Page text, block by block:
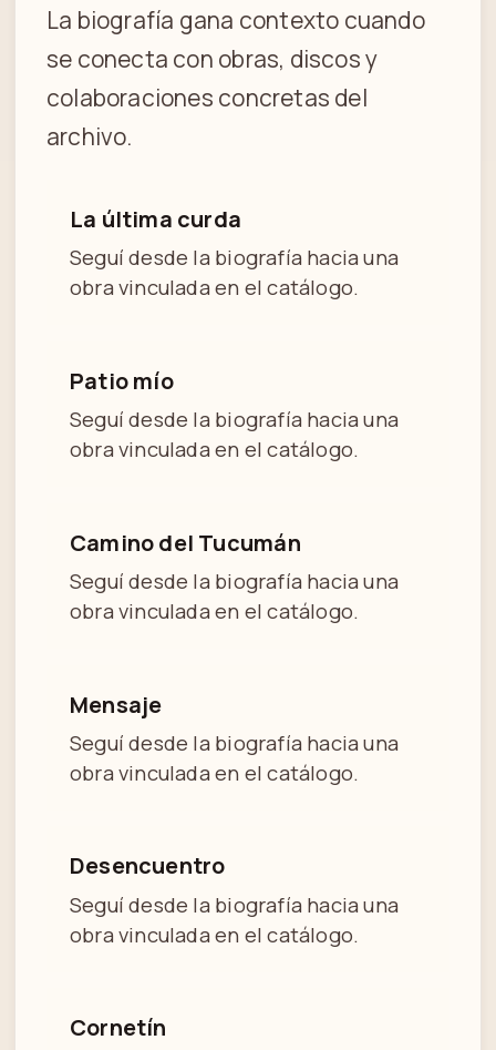
La biografía gana contexto cuando
se conecta con obras, discos y
colaboraciones concretas del
archivo.
La última curda
Seguí desde la biografía hacia una
obra vinculada en el catálogo.
Patio mío
Seguí desde la biografía hacia una
obra vinculada en el catálogo.
Camino del Tucumán
Seguí desde la biografía hacia una
obra vinculada en el catálogo.
Mensaje
Seguí desde la biografía hacia una
obra vinculada en el catálogo.
Desencuentro
Seguí desde la biografía hacia una
obra vinculada en el catálogo.
Cornetín